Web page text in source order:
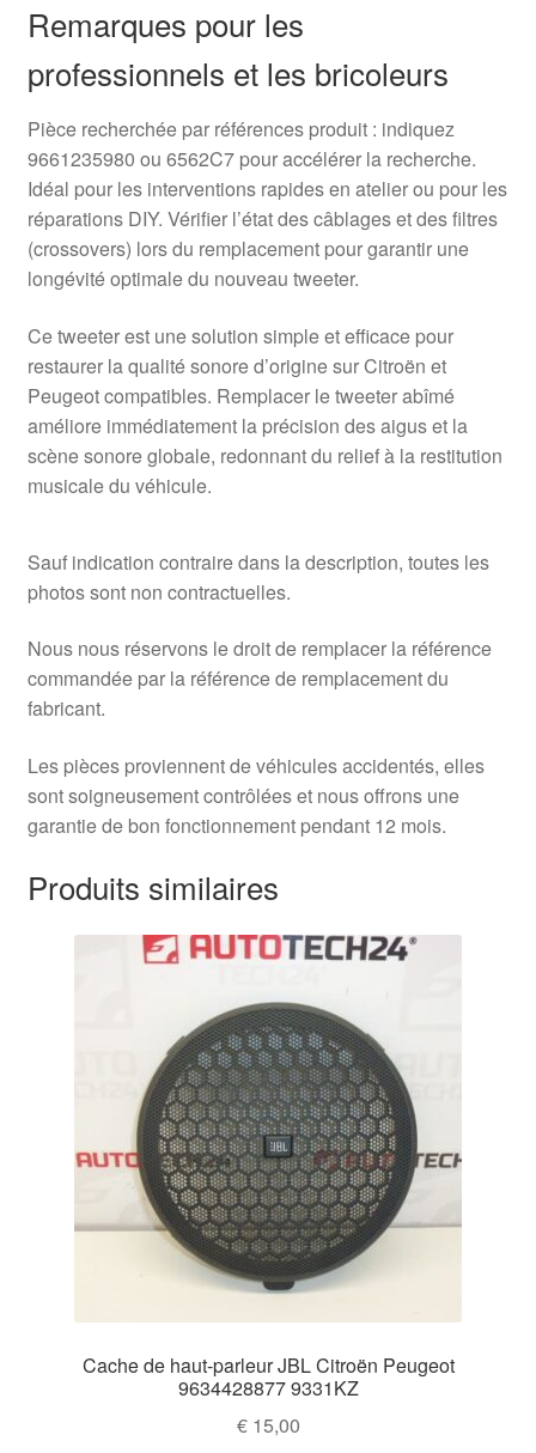
Remarques pour les
professionnels et les bricoleurs
Pièce recherchée par références produit : indiquez
9661235980 ou 6562C7 pour accélérer la recherche.
Idéal pour les interventions rapides en atelier ou pour les
réparations DIY. Vérifier l’état des câblages et des filtres
(crossovers) lors du remplacement pour garantir une
longévité optimale du nouveau tweeter.
Ce tweeter est une solution simple et efficace pour
restaurer la qualité sonore d’origine sur Citroën et
Peugeot compatibles. Remplacer le tweeter abîmé
améliore immédiatement la précision des aigus et la
scène sonore globale, redonnant du relief à la restitution
musicale du véhicule.
Sauf indication contraire dans la description, toutes les
photos sont non contractuelles.
Nous nous réservons le droit de remplacer la référence
commandée par la référence de remplacement du
fabricant.
Les pièces proviennent de véhicules accidentés, elles
sont soigneusement contrôlées et nous offrons une
garantie de bon fonctionnement pendant 12 mois.
Produits similaires
Cache de haut-parleur JBL Citroën Peugeot
9634428877 9331KZ
€15,00